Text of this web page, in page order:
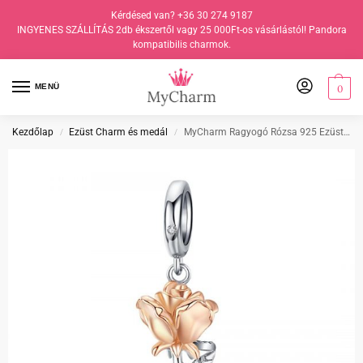
Kérdésed van? +36 30 274 9187
INGYENES SZÁLLÍTÁS 2db ékszertől vagy 25 000Ft-os vásárlástól! Pandora
kompatibilis charmok.
MENÜ 0
Kezdőlap / Ezüst Charm és medál / MyCharm Ragyogó Rózsa 925 Ezüst Charm & Medál